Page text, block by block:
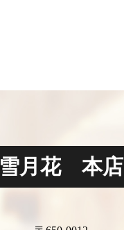
雪月花 本店